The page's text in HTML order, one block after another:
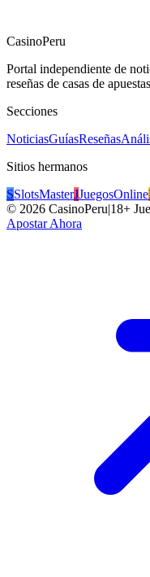
CasinoPeru
Portal independiente de
reseñas de casas de
Secciones
NoticiasGuíasReseñas
Sitios hermanos
SSlotsMasterJJuegosOnline
© 2026 CasinoPeru|18+
Apostar Ahora